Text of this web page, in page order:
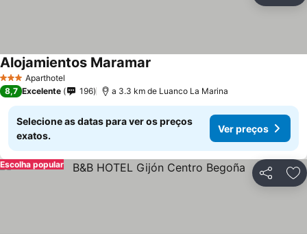
3 EstrelasAparthotel
Alojamientos Maramar
8,7 Excelente 196 a 3.3 km de Luanco La Marina
Selecione as datas para ver os preços
exatos.
Ver preços
Partilhar
Escolha popular